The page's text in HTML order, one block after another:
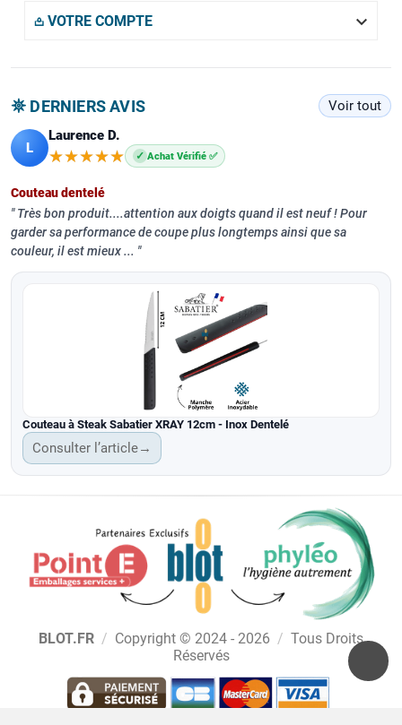
𖡌 VOTRE COMPTE 
𖤓 DERNIERS AVIS Voir tout
L
Laurence D.
★★★★★
★★★★★ ✓ Achat Vérifié ✅
Couteau dentelé
Très bon produit....attention aux doigts quand il est neuf ! Pour
garder sa performance de coupe plus longtemps ainsi que sa
couleur, il est mieux ...
Couteau à Steak Sabatier XRAY 12cm - Inox Dentelé
Consulter l’article→
BLOT.FR / Copyright © 2024 - 2026 / Tous Droits
Réservés